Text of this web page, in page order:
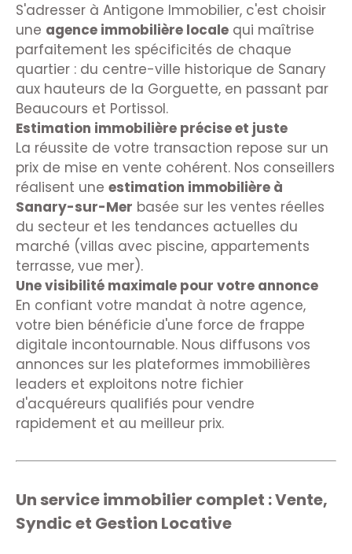
S'adresser à Antigone Immobilier, c'est choisir
une agence immobilière locale qui maîtrise
parfaitement les spécificités de chaque
quartier : du centre-ville historique de Sanary
aux hauteurs de la Gorguette, en passant par
Beaucours et Portissol.
Estimation immobilière précise et juste
La réussite de votre transaction repose sur un
prix de mise en vente cohérent. Nos conseillers
réalisent une estimation immobilière à
Sanary-sur-Mer basée sur les ventes réelles
du secteur et les tendances actuelles du
marché (villas avec piscine, appartements
terrasse, vue mer).
Une visibilité maximale pour votre annonce
En confiant votre mandat à notre agence,
votre bien bénéficie d'une force de frappe
digitale incontournable. Nous diffusons vos
annonces sur les plateformes immobilières
leaders et exploitons notre fichier
d'acquéreurs qualifiés pour vendre
rapidement et au meilleur prix.
Un service immobilier complet : Vente,
Syndic et Gestion Locative